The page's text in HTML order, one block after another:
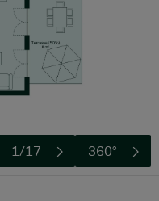
1/17 360°